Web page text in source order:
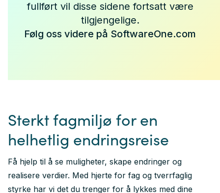
fullført vil disse sidene fortsatt være
tilgjengelige.
Følg oss videre på SoftwareOne.com
Sterkt fagmiljø for en
helhetlig endringsreise
Få hjelp til å se muligheter, skape endringer og
realisere verdier. Med hjerte for fag og tverrfaglig
styrke har vi det du trenger for å lykkes med dine